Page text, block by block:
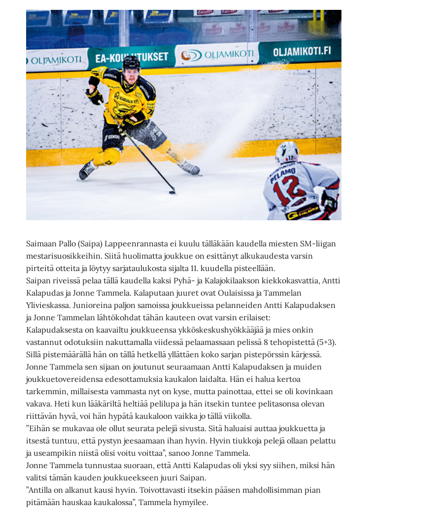
Saimaan Pallo (Saipa) Lappeenrannasta ei kuulu tälläkään kaudella miesten SM-liigan
mestarisuosikkeihin. Siitä huolimatta joukkue on esittänyt alkukaudesta varsin
pirteitä otteita ja löytyy sarjataulukosta sijalta 11. kuudella pisteellään.
Saipan riveissä pelaa tällä kaudella kaksi Pyhä- ja Kalajokilaakson kiekkokasvattia, Antti
Kalapudas ja Jonne Tammela. Kalaputaan juuret ovat Oulaisissa ja Tammelan
Ylivieskassa. Junioreina paljon samoissa joukkueissa pelanneiden Antti Kalapudaksen
ja Jonne Tammelan lähtökohdat tähän kauteen ovat varsin erilaiset:
Kalapudaksesta on kaavailtu joukkueensa ykköskeskushyökkääjää ja mies onkin
vastannut odotuksiin nakuttamalla viidessä pelaamassaan pelissä 8 tehopistettä (5+3).
Sillä pistemäärällä hän on tällä hetkellä yllättäen koko sarjan pistepörssin kärjessä.
Jonne Tammela sen sijaan on joutunut seuraamaan Antti Kalapudaksen ja muiden
joukkuetovereidensa edesottamuksia kaukalon laidalta. Hän ei halua kertoa
tarkemmin, millaisesta vammasta nyt on kyse, mutta painottaa, ettei se oli kovinkaan
vakava. Heti kun lääkäriltä heltiää pelilupa ja hän itsekin tuntee pelitasonsa olevan
riittävän hyvä, voi hän hypätä kaukaloon vaikka jo tällä viikolla.
”Eihän se mukavaa ole ollut seurata pelejä sivusta. Sitä haluaisi auttaa joukkuetta ja
itsestä tuntuu, että pystyn jeesaamaan ihan hyvin. Hyvin tiukkoja pelejä ollaan pelattu
ja useampikin niistä olisi voitu voittaa”, sanoo Jonne Tammela.
Jonne Tammela tunnustaa suoraan, että Antti Kalapudas oli yksi syy siihen, miksi hän
valitsi tämän kauden joukkueekseen juuri Saipan.
”Antilla on alkanut kausi hyvin. Toivottavasti itsekin pääsen mahdollisimman pian
pitämään hauskaa kaukalossa”, Tammela hymyilee.